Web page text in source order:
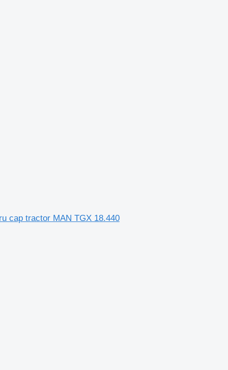
cap tractor MAN TGX 18.440